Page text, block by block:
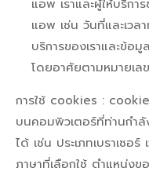
แอพ เราและผู้ให้บริกา
แอพ เช่น วันที่และเว
บริการของเราและข้อ
โดยอาศัยตามหมายเ
การใช้ cookies :
บนคอมพิวเตอร์ที่ท่านกำลั
ได้ เช่น ประเภทเบราเซอร์
ภาษาที่เลือกใช้ ตำแหน่งข